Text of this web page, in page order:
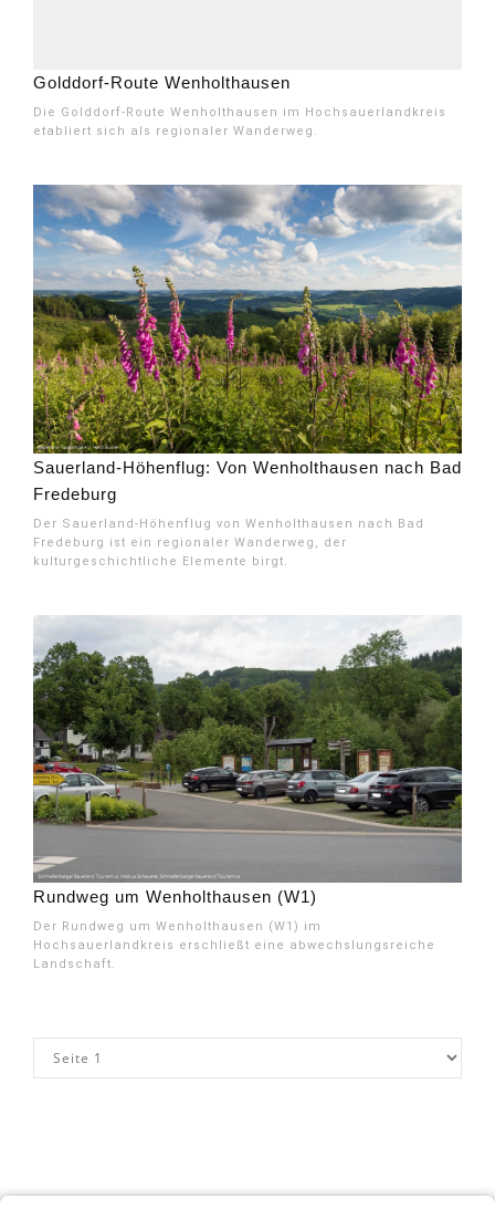
Golddorf-Route Wenholthausen
Die Golddorf-Route Wenholthausen im Hochsauerlandkreis
etabliert sich als regionaler Wanderweg.
Sauerland-Höhenflug: Von Wenholthausen nach Bad
Fredeburg
Der Sauerland-Höhenflug von Wenholthausen nach Bad
Fredeburg ist ein regionaler Wanderweg, der
kulturgeschichtliche Elemente birgt.
Rundweg um Wenholthausen (W1)
Der Rundweg um Wenholthausen (W1) im
Hochsauerlandkreis erschließt eine abwechslungsreiche
Landschaft.